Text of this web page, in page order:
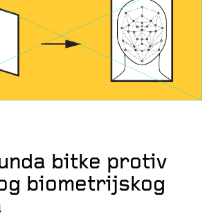
bitke protiv
biometrijskog